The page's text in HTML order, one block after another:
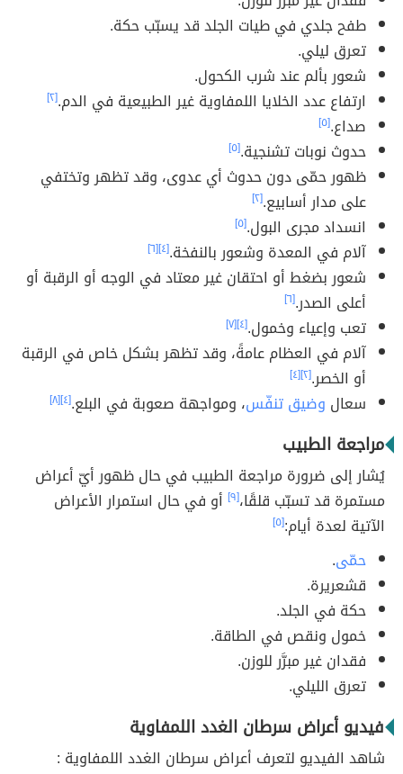
طفح جلدي في طيات الجلد قد يسبّب حكة.
تعرق ليلي.
شعور بألم عند شرب الكحول.
ارتفاع عدد الخلايا اللمفاوية غير الطبيعية في الدم.[٢]
صداع.[٥]
حدوث نوبات تشنجية.[٥]
ظهور حمّى دون حدوث أي عدوى، وقد تظهر وتختفي
على مدار أسابيع.[٢]
انسداد مجرى البول.[٥]
آلام في المعدة وشعور بالنفخة.[٤] [٦]
شعور بضغط أو احتقان غير معتاد في الوجه أو الرقبة أو
أعلى الصدر.[٦]
تعب وإعياء وخمول.[٤] [٧]
آلام في العظام عامةً، وقد تظهر بشكل خاص في الرقبة
أو الخصر.[٢] [٤]
سعال وضيق تنفّس، ومواجهة صعوبة في البلع.[٤] [٨]
مراجعة الطبيب
يُشار إلى ضرورة مراجعة الطبيب في حال ظهور أيّ أعراض
مستمرة قد تسبّب قلقًا،[٩]
أو في حال استمرار الأعراض
الآتية لعدة أيام:[٥]
حمّى.
قشعريرة.
حكة في الجلد.
خمول ونقص في الطاقة.
فقدان غير مبرَّر للوزن.
تعرق الليلي.
فيديو أعراض سرطان الغدد اللمفاوية
شاهد الفيديو لتعرف أعراض سرطان الغدد اللمفاوية :